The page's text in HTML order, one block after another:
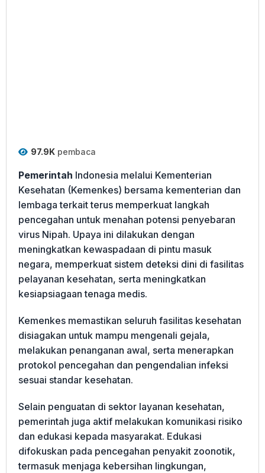
97.9K pembaca
Pemerintah Indonesia melalui Kementerian
Kesehatan (Kemenkes) bersama kementerian dan
lembaga terkait terus memperkuat langkah
pencegahan untuk menahan potensi penyebaran
virus Nipah. Upaya ini dilakukan dengan
meningkatkan kewaspadaan di pintu masuk
negara, memperkuat sistem deteksi dini di fasilitas
pelayanan kesehatan, serta meningkatkan
kesiapsiagaan tenaga medis.
Kemenkes memastikan seluruh fasilitas kesehatan
disiagakan untuk mampu mengenali gejala,
melakukan penanganan awal, serta menerapkan
protokol pencegahan dan pengendalian infeksi
sesuai standar kesehatan.
Selain penguatan di sektor layanan kesehatan,
pemerintah juga aktif melakukan komunikasi risiko
dan edukasi kepada masyarakat. Edukasi
difokuskan pada pencegahan penyakit zoonotik,
termasuk menjaga kebersihan lingkungan,